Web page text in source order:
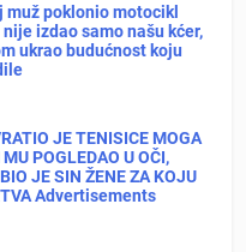
muž poklonio motocikl
izdao samo našu kćer,
ukrao budućnost koju
JE TENISICE MOGA
POGLEDAO U OČI,
JE SIN ŽENE ZA KOJU
Advertisements